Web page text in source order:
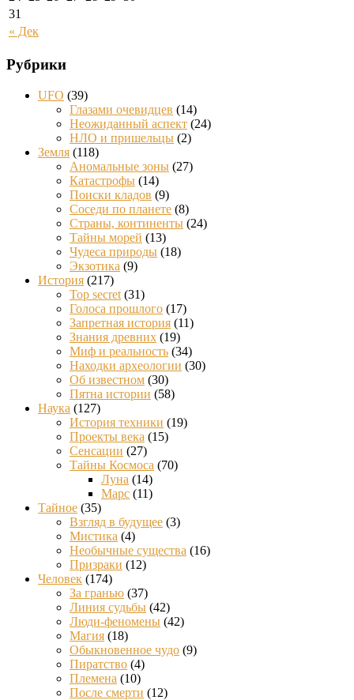
« Дек
31
Рубрики
UFO (39)
Глазами очевидцев (14)
Неожиданный аспект (24)
НЛО и пришельцы (2)
Земля (118)
Аномальные зоны (27)
Катастрофы (14)
Поиски кладов (9)
Соседи по планете (8)
Страны, континенты (24)
Тайны морей (13)
Чудеса природы (18)
Экзотика (9)
История (217)
Top secret (31)
Голоса прошлого (17)
Запретная история (11)
Знания древних (19)
Миф и реальность (34)
Находки археологии (30)
Об известном (30)
Пятна истории (58)
Наука (127)
История техники (19)
Проекты века (15)
Сенсации (27)
Тайны Космоса (70)
Луна (14)
Марс (11)
Тайное (35)
Взгляд в будущее (3)
Мистика (4)
Необычные существа (16)
Призраки (12)
Человек (174)
За гранью (37)
Линия судьбы (42)
Люди-феномены (42)
Магия (18)
Обыкновенное чудо (9)
Пиратство (4)
Племена (10)
После смерти (12)